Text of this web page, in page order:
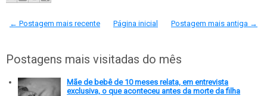
← Postagem mais recente Postagem mais antiga →
Página inicial
Postagens mais visitadas do mês
Mãe de bebê de 10 meses relata, em entrevista
exclusiva, o que aconteceu antes da morte da filha